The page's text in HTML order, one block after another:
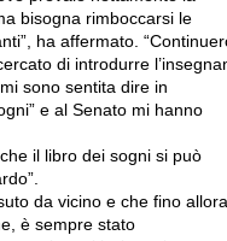
bisogna rimboccarsi le
ha affermato.
di introdurre
sono sentita dire in
e al Senato mi hanno
il libro dei sogni si può
da vicino e che fino
è sempre stato